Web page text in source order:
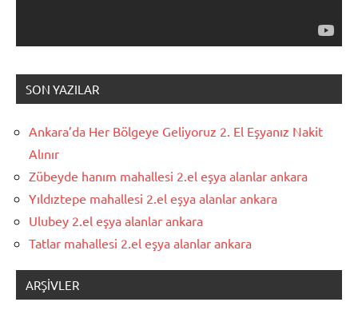
SON YAZILAR
Ankara’da Her Bölgeye Geliyoruz 2. El Eşyanız Nakit
Alınır
Zübeyde hanım mahallesi 2.el eşya alanlar ankara
Yıldıztepe mahallesi 2.el eşya alanlar ankara
Ulubey 2.el eşya alanlar ankara
Tatlar mahallesi 2.el eşya alanlar ankara
ARŞIVLER